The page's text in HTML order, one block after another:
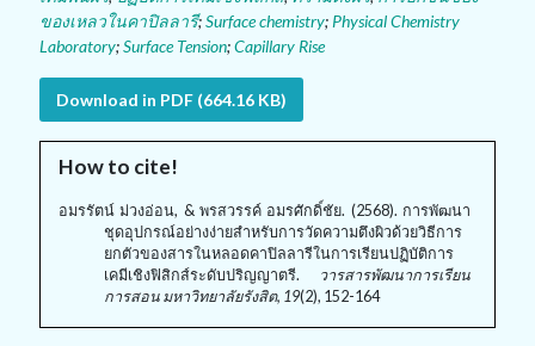
ของเหลวในคาปิลลารี;Surface chemistry; Physical Chemistry
Laboratory;Surface Tension;Capillary Rise
Download in PDF (664.16 KB)
How to cite!
อมรรัตน์ ม่วงอ่อน, & พรสวรรค์ อมรศักดิ์ชัย. (2568). การพัฒนา
ชุดอุปกรณ์อย่างง่ายสำหรับการวัดความตึงผิวด้วยวิธีการ
ยกตัวของสารในหลอดคาปิลลารีในการเรียนปฏิบัติการ
เคมีเชิงฟิสิกส์ระดับปริญญาตรี.
วารสารพัฒนาการเรียน
การสอน มหาวิทยาลัยรังสิต, 19(2), 152-164